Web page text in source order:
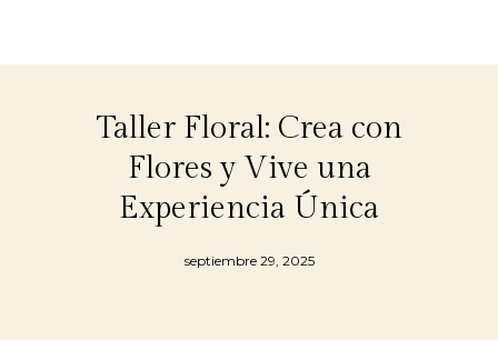
Taller Floral: Crea con
Flores y Vive una
Experiencia Única
septiembre 29, 2025